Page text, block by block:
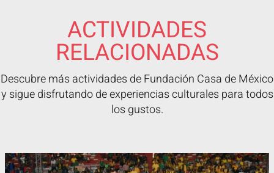
ACTIVIDADES
RELACIONADAS
Descubre más actividades de Fundación Casa de México
y sigue disfrutando de experiencias culturales para todos
los gustos.